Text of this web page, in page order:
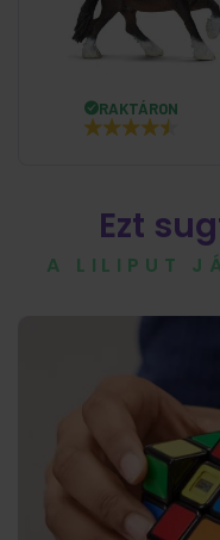
RAKTÁRON
Ezt
A LILIPUT